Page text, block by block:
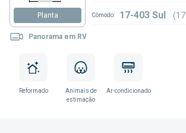
Planta
Panorama em RV
Cômodo: 17-403 Sul
Reformado
Animais de
estimação
Ar-condicionado